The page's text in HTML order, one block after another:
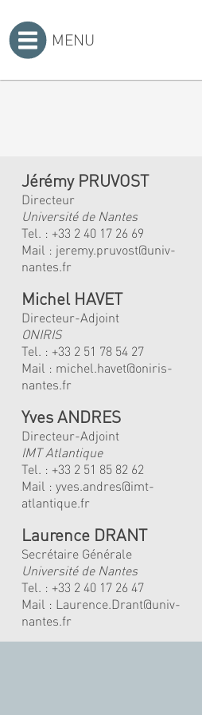
MENU
Jérémy PRUVOST
Directeur
Université de Nantes
Tel. : +33 2 40 17 26 69
Mail : jeremy.pruvost@univ-
nantes.fr
Michel HAVET
Directeur-Adjoint
ONIRIS
Tel. : +33 2 51 78 54 27
Mail : michel.havet@oniris-
nantes.fr
Yves ANDRES
Directeur-Adjoint
IMT Atlantique
Tel. : +33 2 51 85 82 62
Mail : yves.andres@imt-
atlantique.fr
Laurence DRANT
Secrétaire Générale
Université de Nantes
Tel. : +33 2 40 17 26 47
Mail : Laurence.Drant@univ-
nantes.fr